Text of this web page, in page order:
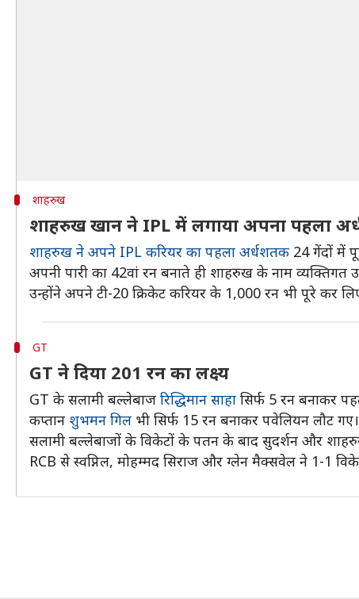
शाहरुख
शाहरुख खान ने IPL में लगाया अपना पहला
शाहरुख ने अपने IPL करियर का पहला अर्धशतक 24 गेंदों में
अपनी पारी का 42वां रन बनाते ही शाहरुख के नाम व्यक्तिगत
उन्होंने अपने टी-20 क्रिकेट करियर के 1,000 रन भी पूरे कर
GT
GT ने दिया 201 रन का लक्ष्य
GT के सलामी बल्लेबाज रिद्धिमान साहा सिर्फ 5 रन बनाकर
कप्तान शुभमन गिल भी सिर्फ 15 रन बनाकर पवेलियन लौट गए।
सलामी बल्लेबाजों के विकेटों के पतन के बाद सुदर्शन और
RCB से स्वप्निल, मोहम्मद सिराज और ग्लेन मैक्सवेल ने 1-1